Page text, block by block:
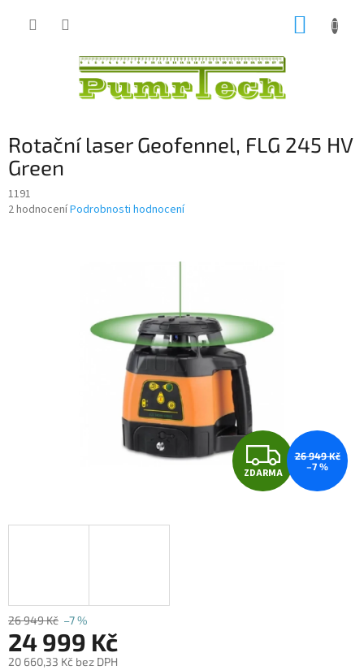
Rotační laser Geofennel, FLG 245 HV
Green
1191
Průměrné
2 hodnoceníPodrobnosti hodnocení
Z
D
ZDARMA
26 949 Kč
–7 %
26 949 Kč –7 %
24 999 Kč
20 660,33 Kč bez DPH